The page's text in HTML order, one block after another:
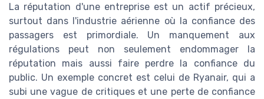
La réputation d'une entreprise est un actif précieux,
surtout dans l'industrie aérienne où la confiance des
passagers est primordiale. Un manquement aux
régulations peut non seulement endommager la
réputation mais aussi faire perdre la confiance du
public. Un exemple concret est celui de Ryanair, qui a
subi une vague de critiques et une perte de confiance